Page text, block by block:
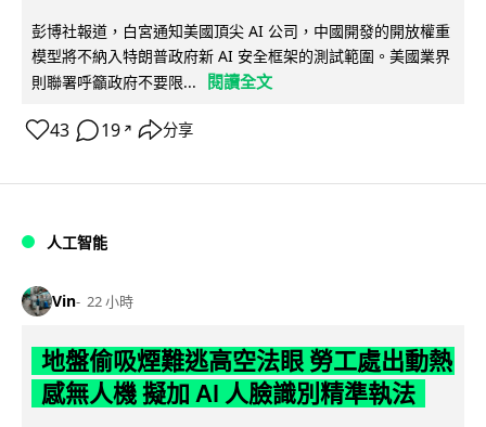
彭博社報道，白宮通知美國頂尖 AI 公司，中國開發的開放權重
模型將不納入特朗普政府新 AI 安全框架的測試範圍。美國業界
則聯署呼籲政府不要限...
閱讀全文
43 19 ↗ 分享
人工智能
Vin 22 小時
地盤偷吸煙難逃高空法眼 勞工處出動熱
感無人機 擬加 AI 人臉識別精準執法